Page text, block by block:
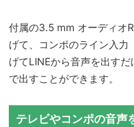
付属の3.5 mm オーディオ
げて、コンポのライン入力
げてLINEから音声を出す
で出すことができます。
テレビやコンポの音